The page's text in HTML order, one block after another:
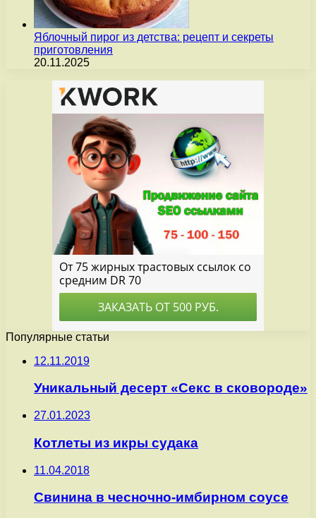
Яблочный пирог из детства: рецепт и секреты
приготовления
20.11.2025
Популярные статьи
12.11.2019
Уникальный десерт «Секс в сковороде»
27.01.2023
Котлеты из икры судака
11.04.2018
Свинина в чесночно-имбирном соусе